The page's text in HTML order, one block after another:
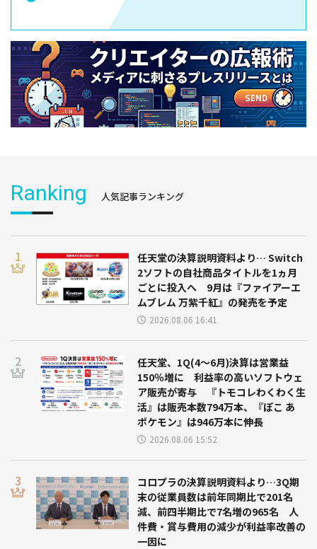
Ranking 人気記事ランキング
任天堂の決算説明資料より… Switch
2ソフトの自社商品タイトルを1ヵ月
ごとに投入へ 9月は『ファイアーエ
ムブレム 万紫千紅』の発売を予定
2026.08.06 16:41
任天堂、1Q(4～6月)決算は営業益
150％増に 利益率の高いソフトウェ
ア販売が寄与 『トモコレわくわく生
活』は販売本数794万本、『ぽこ あ
ポケモン』は946万本に伸長
2026.08.06 15:52
コロプラの決算説明資料より…3Q期
末の従業員数は前年同期比で201名
減、前四半期比で7名増の965名 人
件費・賞与費用の減少が利益率改善の
一因に